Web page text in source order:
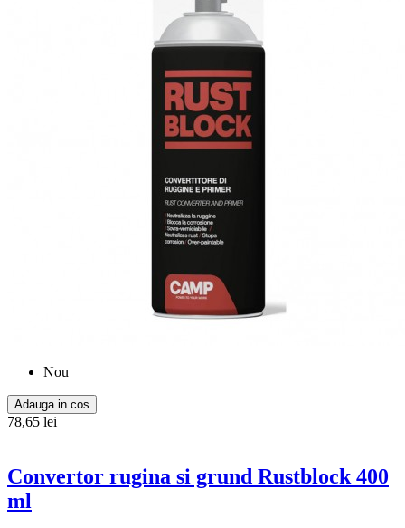
Nou
Adauga in cos
78,65 lei
Convertor rugina si grund Rustblock 400
ml